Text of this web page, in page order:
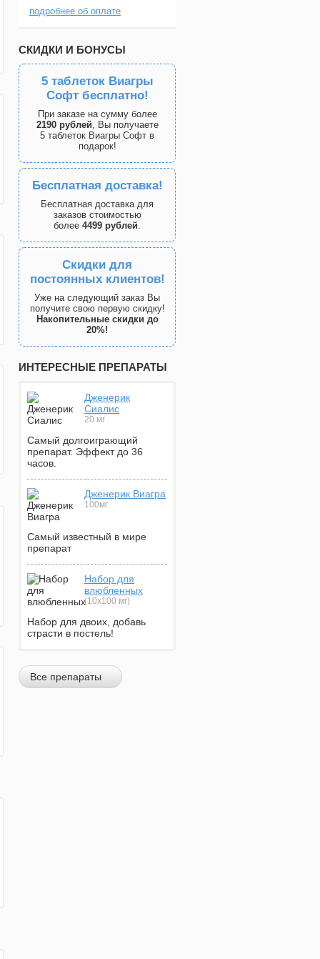
подробнее об оплате
СКИДКИ И БОНУСЫ
5 таблеток Виагры
Софт бесплатно!
При заказе на сумму более
2190 рублей, Вы получаете
5 таблеток Виагры Софт в
подарок!
Бесплатная доставка!
Бесплатная доставка для
заказов стоимостью
более 4499 рублей.
Скидки для
постоянных клиентов!
Уже на следующий заказ Вы
получите свою первую скидку!
Накопительные скидки до
20%!
ИНТЕРЕСНЫЕ ПРЕПАРАТЫ
Дженерик
Сиалис
20 мг
Самый долгоиграющий
препарат. Эффект до 36
часов.
Дженерик Виагра
100мг
Самый известный в мире
препарат
Набор для
влюбленных
(10х100 мг)
Набор для двоих, добавь
страсти в постель!
Все препараты